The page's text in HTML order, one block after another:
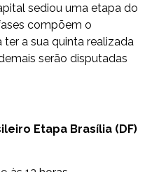
sediou uma etapa do
compõem o
a sua quinta realizada
serão disputadas
Etapa Brasília (DF)